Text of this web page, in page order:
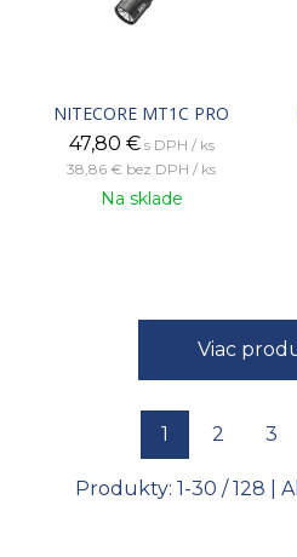
NITECORE MT1C PRO
47,80 € s DPH / ks
38,86 € bez DPH / ks
Na sklade
Viac
1 2 3
Produkty: 1-30 /128 |